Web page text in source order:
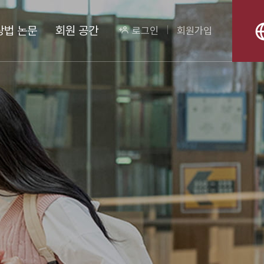
법 논문 회원 공간 로그인 회원가입